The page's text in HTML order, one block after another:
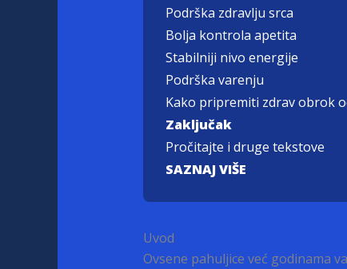
Podrška zdravlju srca
Bolja kontrola apetita
Stabilniji nivo energije
Podrška varenju
Kako pripremiti zdrav obrok
Zaključak
Pročitajte i druge tekstove
SAZNAJ VIŠE
Uvod
Ovsene pahuljice već godinama